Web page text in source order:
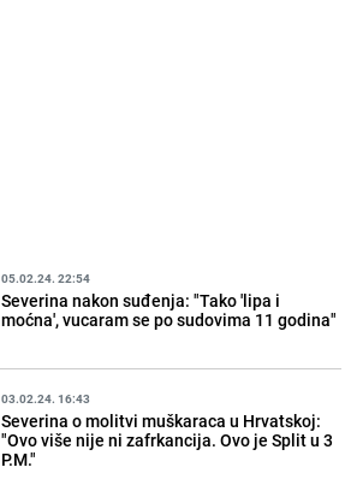
05.02.24. 22:54
Severina nakon suđenja: "Tako 'lipa i
moćna', vucaram se po sudovima 11 godina"
03.02.24. 16:43
Severina o molitvi muškaraca u Hrvatskoj:
"Ovo više nije ni zafrkancija. Ovo je Split u 3
P.M."